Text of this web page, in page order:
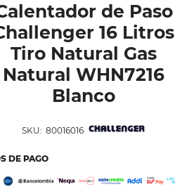
de Paso
16 Litros
Tiro Natural Gas
Natural WHN7216
Blanco
SKU: 80016016
DE PAGO